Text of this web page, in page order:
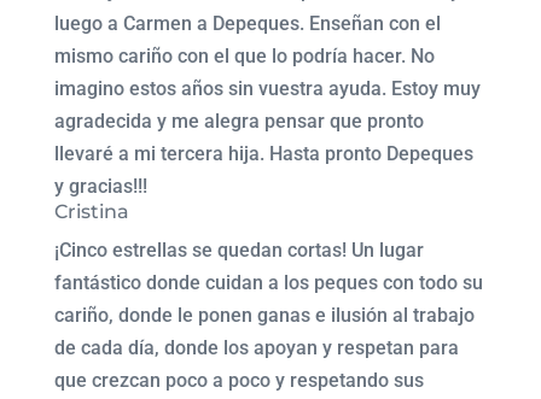
luego a Carmen a Depeques. Enseñan con el
mismo cariño con el que lo podría hacer. No
imagino estos años sin vuestra ayuda. Estoy muy
agradecida y me alegra pensar que pronto
llevaré a mi tercera hija. Hasta pronto Depeques
y gracias!!!
Cristina
¡Cinco estrellas se quedan cortas! Un lugar
fantástico donde cuidan a los peques con todo su
cariño, donde le ponen ganas e ilusión al trabajo
de cada día, donde los apoyan y respetan para
que crezcan poco a poco y respetando sus